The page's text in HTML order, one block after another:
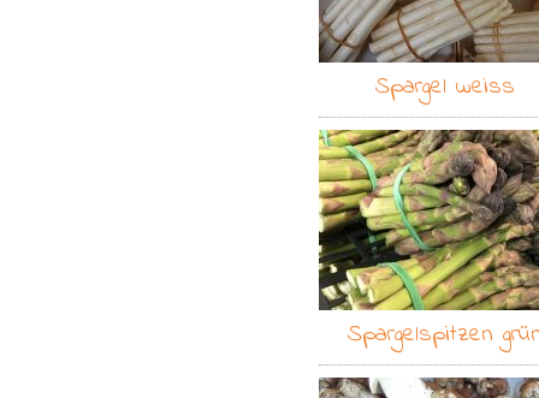
Spargel weiss
Spargelspitzen